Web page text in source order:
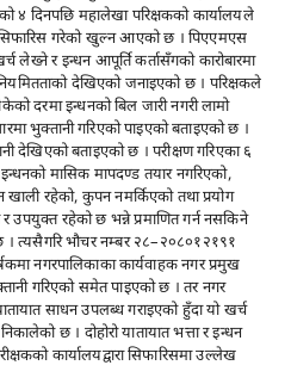
४ दिनपछि महालेखा परिक्षकको कार्यालयले
गरेको खुल्न आएको छ । पिएएमएस
लेख्ने र इन्धन आपूर्ति कर्तासँगको कारोबारमा
देखिएको जनाइएको छ । परिक्षकले
दरमा इन्धनको बिल जारी नगरी लामो
भुक्तानी गरिएको पाइएको बताइएको छ ।
देखिएको बताइएको छ । परीक्षण गरिएका ६
मासिक मापदण्ड तयार नगरिएको,
रहेको, कुपन नमर्किएको तथा प्रयोग
उपयुक्त रहेको छ भन्ने प्रमाणित गर्न नसकिने
त्यसैगरि भौचर नम्बर २८–२०८०१२१९१
नगरपालिकाका कार्यवाहक नगर प्रमुख
गरिएको समेत पाइएको छ । तर नगर
साधन उपलब्ध गराइएको हुँदा यो खर्च
छ । दोहोरो यातायात भत्ता र इन्धन
कार्यालयद्वारा सिफारिसमा उल्लेख